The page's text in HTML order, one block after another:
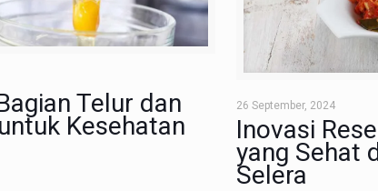
Telur dan
Kesehatan
26 September, 2024
Inovasi
yang Sehat
Selera